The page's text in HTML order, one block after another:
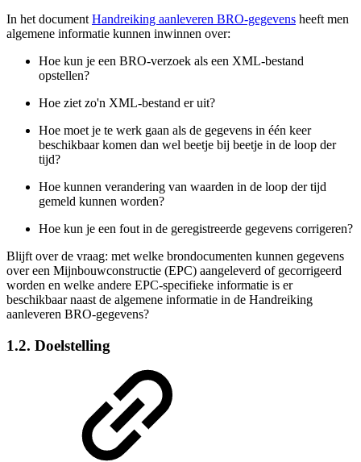
In het document Handreiking aanleveren BRO-gegevens heeft men
algemene informatie kunnen inwinnen over:
Hoe kun je een BRO-verzoek als een XML-bestand
opstellen?
Hoe ziet zo'n XML-bestand er uit?
Hoe moet je te werk gaan als de gegevens in één keer
beschikbaar komen dan wel beetje bij beetje in de loop der
tijd?
Hoe kunnen verandering van waarden in de loop der tijd
gemeld kunnen worden?
Hoe kun je een fout in de geregistreerde gegevens corrigeren?
Blijft over de vraag: met welke brondocumenten kunnen gegevens
over een Mijnbouwconstructie (EPC) aangeleverd of gecorrigeerd
worden en welke andere EPC-specifieke informatie is er
beschikbaar naast de algemene informatie in de Handreiking
aanleveren BRO-gegevens?
1.2. Doelstelling